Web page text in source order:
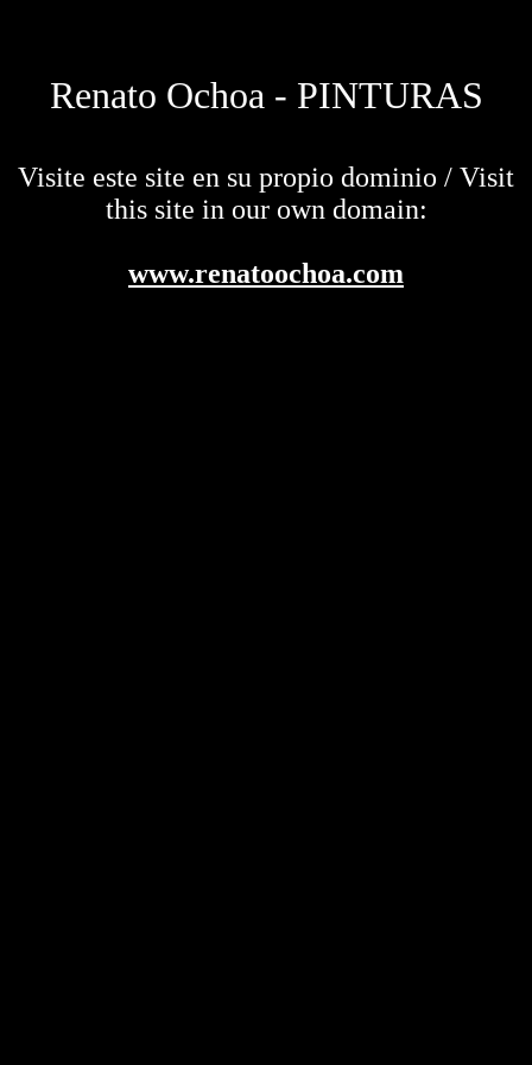
Renato Ochoa - PINTURAS
Visite este site en su propio dominio / Visit
this site in our own domain:
www.renatoochoa.com